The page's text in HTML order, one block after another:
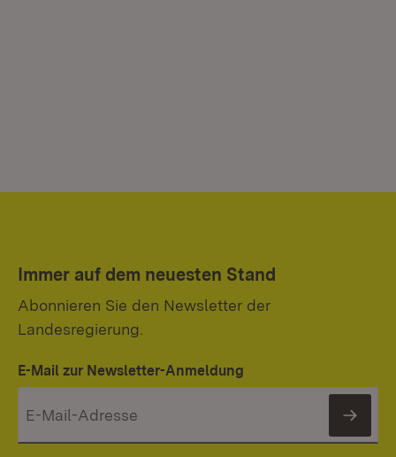
Immer auf dem neuesten Stand
Abonnieren Sie den Newsletter der
Landesregierung.
E-Mail zur Newsletter-Anmeldung